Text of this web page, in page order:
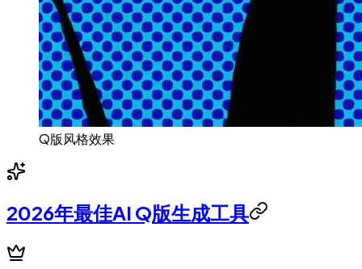
Q版风格效果
2026年最佳AI Q版生成工具